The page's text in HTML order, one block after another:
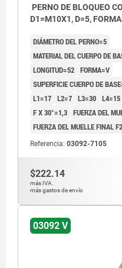
PERNO DE BLOQUEO
D1=M10X1, D=5,
DIÁMETRO DEL PERNO=5
MATERIAL DEL CUERPO DE
LONGITUD=52 FORMA=V
SUPERFICIE CUERPO DE
L1=17 L2=7 L3=30 L4=15
F X 30°=1,3 FUERZA DEL
FUERZA DEL MUELLE FINAL
Referencia: 03092-7105
$222.14
más IVA.
más gastos de envío
03092 V